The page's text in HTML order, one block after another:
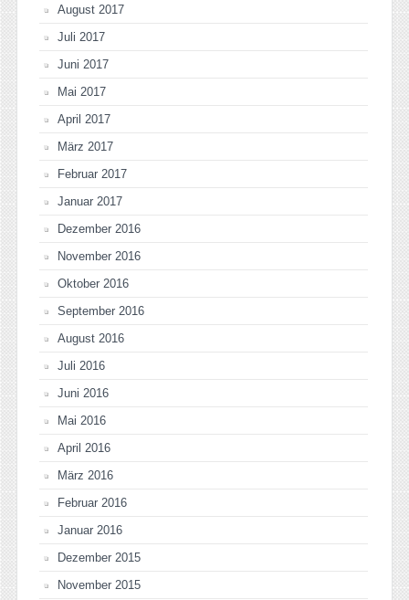
August 2017
Juli 2017
Juni 2017
Mai 2017
April 2017
März 2017
Februar 2017
Januar 2017
Dezember 2016
November 2016
Oktober 2016
September 2016
August 2016
Juli 2016
Juni 2016
Mai 2016
April 2016
März 2016
Februar 2016
Januar 2016
Dezember 2015
November 2015